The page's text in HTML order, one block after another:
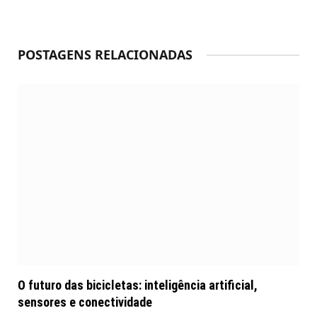
POSTAGENS RELACIONADAS
O futuro das bicicletas: inteligência artificial,
sensores e conectividade